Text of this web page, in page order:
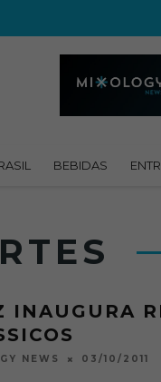
BEBIDAS
INAUGURA
NEWS 03/10/2011